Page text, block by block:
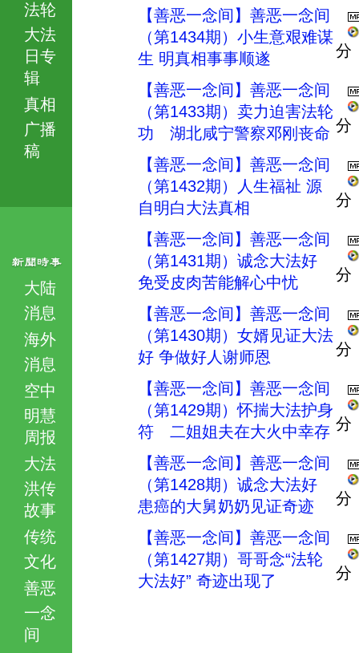
法轮
大法
日专
辑
真相
广播
稿
大陆
消息
海外
消息
空中
明慧
周报
大法
洪传
故事
传统
文化
善恶
一念
间
【善恶一念间】善恶一念间
（第1434期）小生意艰难谋
生 明真相事事顺遂
分
【善恶一念间】善恶一念间
（第1433期）卖力迫害法轮
功 湖北咸宁警察邓刚丧命 分
【善恶一念间】善恶一念间
（第1432期）人生福祉 源
自明白大法真相
分
【善恶一念间】善恶一念间
（第1431期）诚念大法好
免受皮肉苦能解心中忧
分
【善恶一念间】善恶一念间
（第1430期）女婿见证大法
好 争做好人谢师恩
分
【善恶一念间】善恶一念间
（第1429期）怀揣大法护身
符 二姐姐夫在大火中幸存 分
【善恶一念间】善恶一念间
（第1428期）诚念大法好
患癌的大舅奶奶见证奇迹
分
【善恶一念间】善恶一念间
（第1427期）哥哥念“法轮
大法好” 奇迹出现了
分